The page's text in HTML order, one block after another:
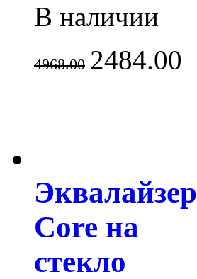
В наличии
4968.00 2484.00
Эквалайзер
Core на
стекло